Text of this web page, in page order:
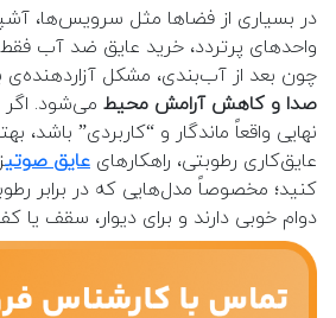
در بسیاری از فضاها مثل سرویس‌ها،
واحدهای پرتردد، خرید عایق ضد آب
چون بعد از آب‌بندی، مشکل آزاردهنده‌ی
صدا و کاهش آرامش محیط می‌شود.
نهایی واقعاً ماندگار و “کاربردی” باشد،
عایق‌کاری رطوبتی، راهکارهای عایق صوتی
کنید؛ مخصوصاً مدل‌هایی که در برابر
دوام خوبی دارند و برای دیوار، سقف یا